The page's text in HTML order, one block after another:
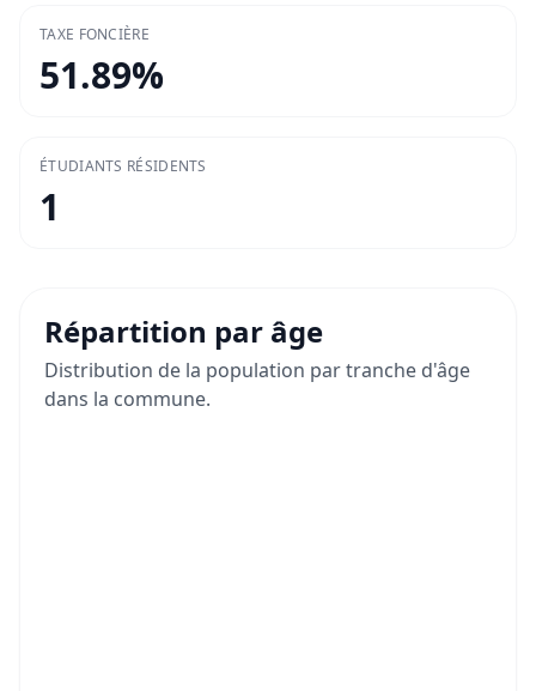
TAXE FONCIÈRE
51.89%
ÉTUDIANTS RÉSIDENTS
1
Répartition par âge
Distribution de la population par tranche d'âge
dans la commune.